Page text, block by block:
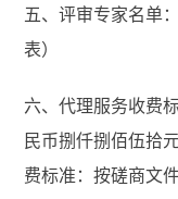
五、评审专家名单
表）
六、代理服务收费
民币捌仟捌佰伍拾
费标准：按磋商文